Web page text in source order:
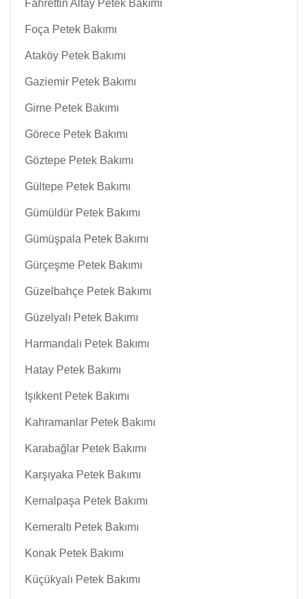
Fahrettin Altay Petek Bakımı
Foça Petek Bakımı
Ataköy Petek Bakımı
Gaziemir Petek Bakımı
Girne Petek Bakımı
Görece Petek Bakımı
Göztepe Petek Bakımı
Gültepe Petek Bakımı
Gümüldür Petek Bakımı
Gümüşpala Petek Bakımı
Gürçeşme Petek Bakımı
Güzelbahçe Petek Bakımı
Güzelyalı Petek Bakımı
Harmandalı Petek Bakımı
Hatay Petek Bakımı
Işıkkent Petek Bakımı
Kahramanlar Petek Bakımı
Karabağlar Petek Bakımı
Karşıyaka Petek Bakımı
Kemalpaşa Petek Bakımı
Kemeraltı Petek Bakımı
Konak Petek Bakımı
Küçükyalı Petek Bakımı